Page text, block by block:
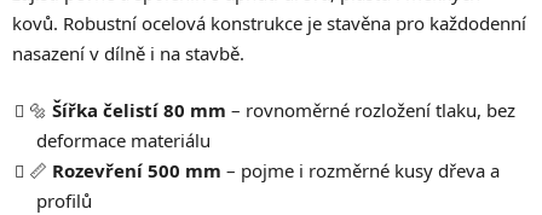
kovů. Robustní ocelová konstrukce je stavěna pro každodenní
nasazení v dílně i na stavbě.
🔩 Šířka čelistí 80 mm – rovnoměrné rozložení tlaku, bez
deformace materiálu
📏 Rozevření 500 mm – pojme i rozměrné kusy dřeva a
profilů